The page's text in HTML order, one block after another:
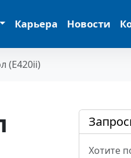
Карьера Новости
(Е420ii)
Хотите